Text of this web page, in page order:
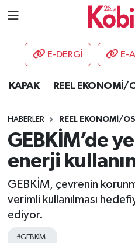
E-DERGİ E-
KAPAK REEL EKONOMİ/
HABERLER REEL EKONOMİ/
GEBKİM’de
enerji
GEBKİM, çevrenin
verimli kullanılması
ediyor.
#GEBKİM
AKADEMİ
DESTEK-TEŞVİK
ETKİNLİK
GÜNCEL
HABERLER